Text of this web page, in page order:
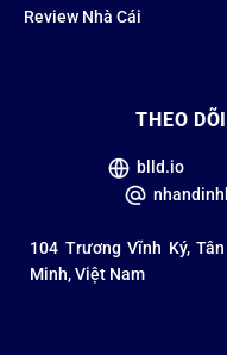
Review Nhà Cái
THEO
blld.io
104 Trương Vĩnh Ký,
Minh, Việt Nam